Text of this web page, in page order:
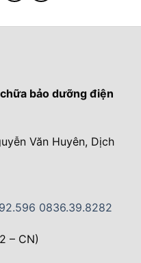
bảo dưỡng điện
Văn Huyên, Dịch
0836.39.8282
– CN)